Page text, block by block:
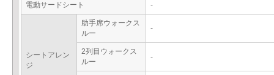
電動サードシート -
シートアレン
ジ
助手席ウォークス
ルー
-
2列目ウォークス
ルー
-